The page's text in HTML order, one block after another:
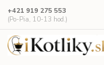
+421 919 275 553
(Po-Pia, 10-13 hod.)